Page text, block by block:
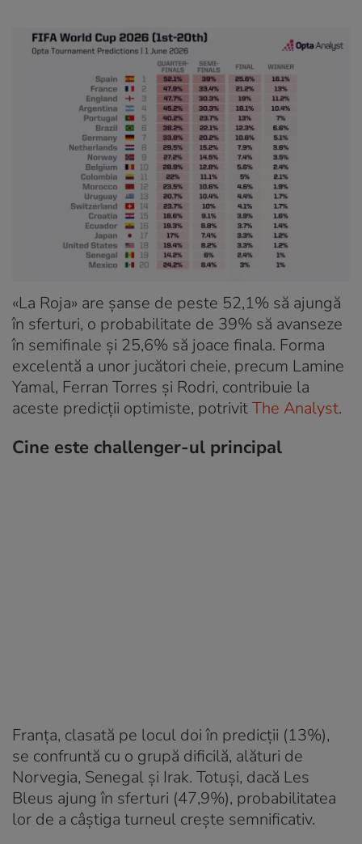
«La Roja» are șanse de peste 52,1% să ajungă
în sferturi, o probabilitate de 39% să avanseze
în semifinale și 25,6% să joace finala. Forma
excelentă a unor jucători cheie, precum Lamine
Yamal, Ferran Torres și Rodri, contribuie la
aceste predicții optimiste, potrivitThe Analyst.
Cine este challenger-ul principal
Franța, clasată pe locul doi în predicții (13%),
se confruntă cu o grupă dificilă, alături de
Norvegia, Senegal și Irak. Totuși, dacă Les
Bleus ajung în sferturi (47,9%), probabilitatea
lor de a câștiga turneul crește semnificativ.